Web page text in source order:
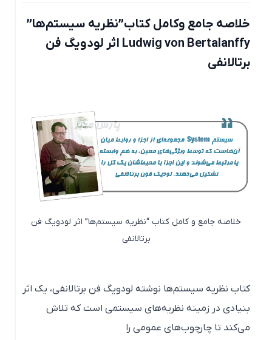
خلاصه جامع وکامل کتاب”نظریه سیستم‌ها”
Ludwig von Bertalanffy اثر لودویگ فن
برتالانفی
خلاصه جامع و کامل کتاب “نظریه سیستم‌ها” اثر لودویگ فن
برتالانفی
کتابنظریه سیستم‌هانوشته لودویگ فن برتالانفی، یک اثر
بنیادی در زمینه نظریه‌های سیستمی است که تلاش
می‌کند تا چارچوب‌های عمومی را